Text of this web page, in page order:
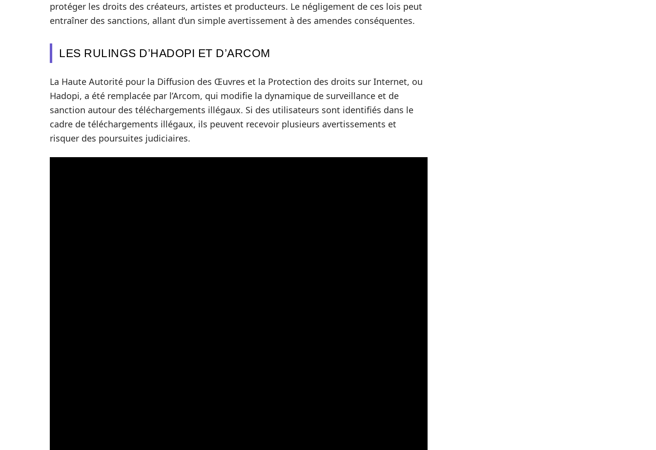
protéger les droits des créateurs, artistes et producteurs. Le négligement de ces lois peut
entraîner des sanctions, allant d’un simple avertissement à des amendes conséquentes.
LES RULINGS D’HADOPI ET D’ARCOM
La Haute Autorité pour la Diffusion des Œuvres et la Protection des droits sur Internet, ou
Hadopi, a été remplacée par l’Arcom, qui modifie la dynamique de surveillance et de
sanction autour des téléchargements illégaux. Si des utilisateurs sont identifiés dans le
cadre de téléchargements illégaux, ils peuvent recevoir plusieurs avertissements et
risquer des poursuites judiciaires.